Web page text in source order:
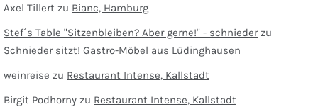
Axel Tillert zu Bianc, Hamburg
Stef´s Table "Sitzenbleiben? Aber gerne!" - schniederzu
Schnieder sitzt! Gastro-Möbel aus Lüdinghausen
weinreise zu Restaurant Intense, Kallstadt
Birgit Podhorny zu Restaurant Intense, Kallstadt